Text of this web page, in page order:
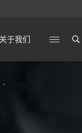
关于我们